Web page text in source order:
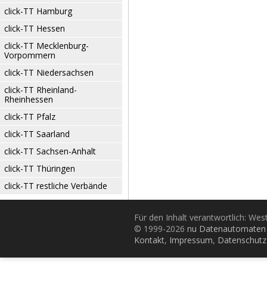
click-TT Hamburg
click-TT Hessen
click-TT Mecklenburg-
Vorpommern
click-TT Niedersachsen
click-TT Rheinland-
Rheinhessen
click-TT Pfalz
click-TT Saarland
click-TT Sachsen-Anhalt
click-TT Thüringen
click-TT restliche Verbände
Für den Inhalt verantwortlich:
© 1999-2026 nu
Kontakt, Impressum, Datenschutz